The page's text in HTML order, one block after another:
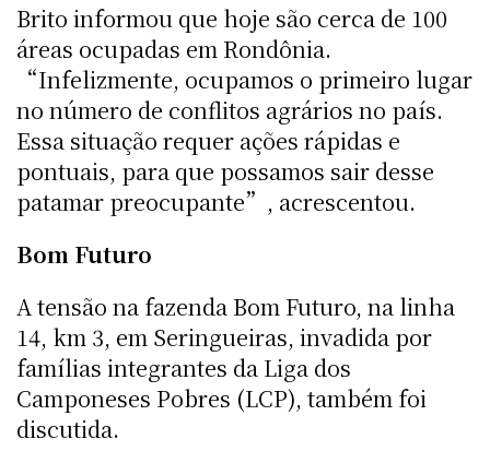
Brito informou que hoje são cerca de 100
áreas ocupadas em Rondônia.
“Infelizmente, ocupamos o primeiro lugar
no número de conflitos agrários no país.
Essa situação requer ações rápidas e
pontuais, para que possamos sair desse
patamar preocupante”, acrescentou.
Bom Futuro
A tensão na fazenda Bom Futuro, na linha
14, km 3, em Seringueiras, invadida por
famílias integrantes da Liga dos
Camponeses Pobres (LCP), também foi
discutida.